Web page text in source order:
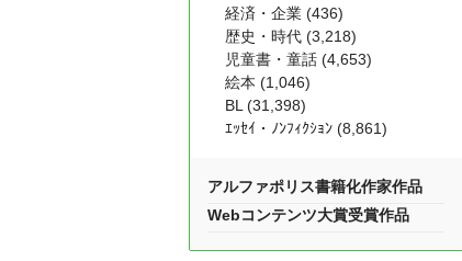
経済・企業 (436)
歴史・時代 (3,218)
児童書・童話 (4,653)
絵本 (1,046)
BL (31,398)
ｴｯｾｲ・ﾉﾝﾌｨｸｼｮﾝ (8,861)
アルファポリス書籍化作家作品
Webコンテンツ大賞受賞作品